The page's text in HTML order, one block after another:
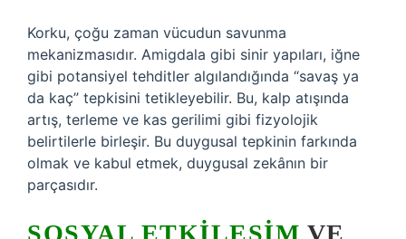
Korku, çoğu zaman vücudun savunma
mekanizmasıdır. Amigdala gibi sinir yapıları, iğne
gibi potansiyel tehditler algılandığında “savaş ya
da kaç” tepkisini tetikleyebilir. Bu, kalp atışında
artış, terleme ve kas gerilimi gibi fizyolojik
belirtilerle birleşir. Bu duygusal tepkinin farkında
olmak ve kabul etmek, duygusal zekânın bir
parçasıdır.
SOSYAL ETKILEŞIM VE